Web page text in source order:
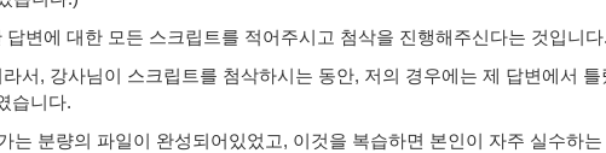
변에 대한 모든 스크립트를 적어주시고 첨삭을 진행해주신다는 것입니다.
서, 강사님이 스크립트를 첨삭하시는 동안, 저의 경우에는 제 답변에서
습니다.
는 분량의 파일이 완성되어있었고, 이것을 복습하면 본인이 자주 실수하